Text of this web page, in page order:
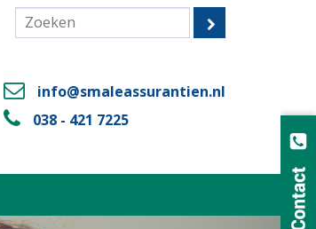
info@smaleassurantien.nl
038 - 421 7225